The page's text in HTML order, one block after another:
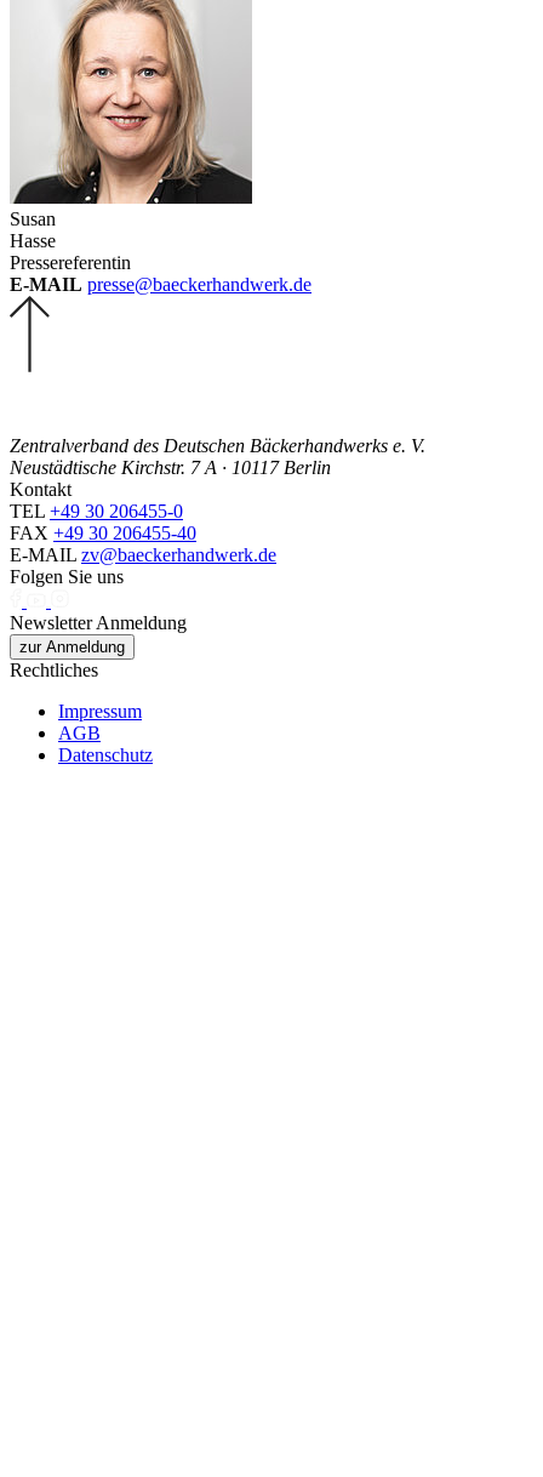
Susan
Hasse
Pressereferentin
E-MAIL presse@baeckerhandwerk.de
Zentralverband des Deutschen Bäckerhandwerks e. V.
Neustädtische Kirchstr. 7 A · 10117 Berlin
Kontakt
TEL +49 30 206455-0
FAX +49 30 206455-40
E-MAIL zv@baeckerhandwerk.de
Folgen Sie uns
Newsletter Anmeldung
zur Anmeldung
Rechtliches
Impressum
AGB
Datenschutz